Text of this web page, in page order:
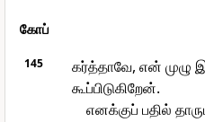
கோப்
145
கர்த்தாவே, என் முழு
கூப்பிடுகிறேன்.
எனக்குப் பதில்